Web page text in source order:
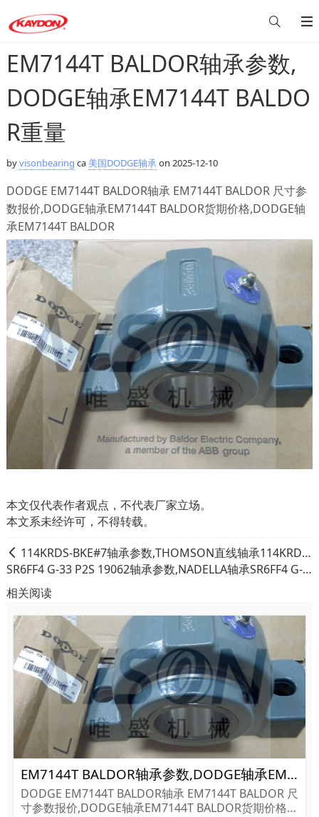
EM7144T BALDOR轴承参数,
DODGE轴承EM7144T BALDO
R重量
byvisonbearing ca 美国DODGE轴承 on 2025-12-10
DODGE EM7144T BALDOR轴承 EM7144T BALDOR 尺寸参
数报价,DODGE轴承EM7144T BALDOR货期价格,DODGE轴
承EM7144T BALDOR
本文仅代表作者观点，不代表厂家立场。
本文系未经许可，不得转载。
114KRDS-BKE#7轴承参数,THOMSON直线轴承114KRDS-BKE#7重量
SR6FF4 G-33 P2S 19062轴承参数,NADELLA轴承SR6FF4 G-33 P2S 19062重量
相关阅读
EM7144T BALDOR轴承参数,DODGE轴承EM7144T BALDOR重量
DODGE EM7144T BALDOR轴承 EM7144T BALDOR 尺
寸参数报价,DODGE轴承EM7144T BALDOR货期价格,D